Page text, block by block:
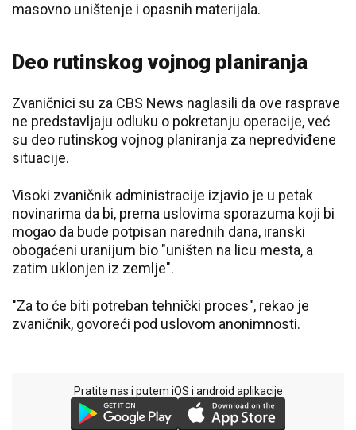
masovno uništenje i opasnih materijala.
Deo rutinskog vojnog planiranja
Zvaničnici su za CBS News naglasili da ove rasprave
ne predstavljaju odluku o pokretanju operacije, već
su deo rutinskog vojnog planiranja za nepredviđene
situacije.
Visoki zvaničnik administracije izjavio je u petak
novinarima da bi, prema uslovima sporazuma koji bi
mogao da bude potpisan narednih dana, iranski
obogaćeni uranijum bio "uništen na licu mesta, a
zatim uklonjen iz zemlje".
"Za to će biti potreban tehnički proces", rekao je
zvaničnik, govoreći pod uslovom anonimnosti.
Pratite nas i putem iOS i android aplikacije